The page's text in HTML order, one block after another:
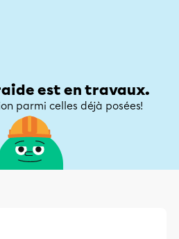
est en travaux.
parmi celles déjà posées!